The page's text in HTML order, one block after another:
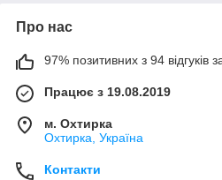
Про нас
97% позитивних з 94 відгуків
Працює з 19.08.2019
м. Охтирка
Охтирка, Україна
Контакти